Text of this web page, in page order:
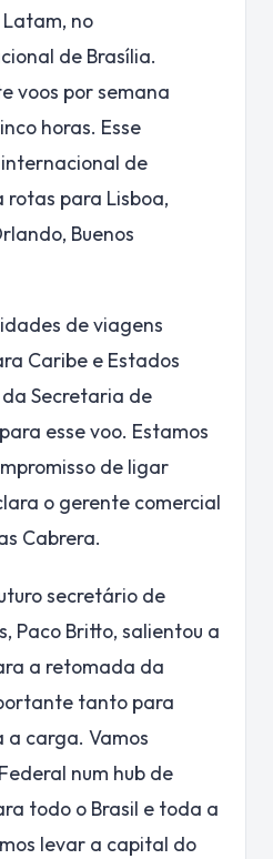
no
de Brasília.
voos por semana
horas. Esse
de
rotas para Lisboa,
Buenos
de viagens
Caribe e Estados
Secretaria de
esse voo. Estamos
de ligar
o gerente comercial
Cabrera.
secretário de
Paco Britto, salientou a
a retomada da
tanto para
a carga. Vamos
num hub de
todo o Brasil e toda a
levar a capital do